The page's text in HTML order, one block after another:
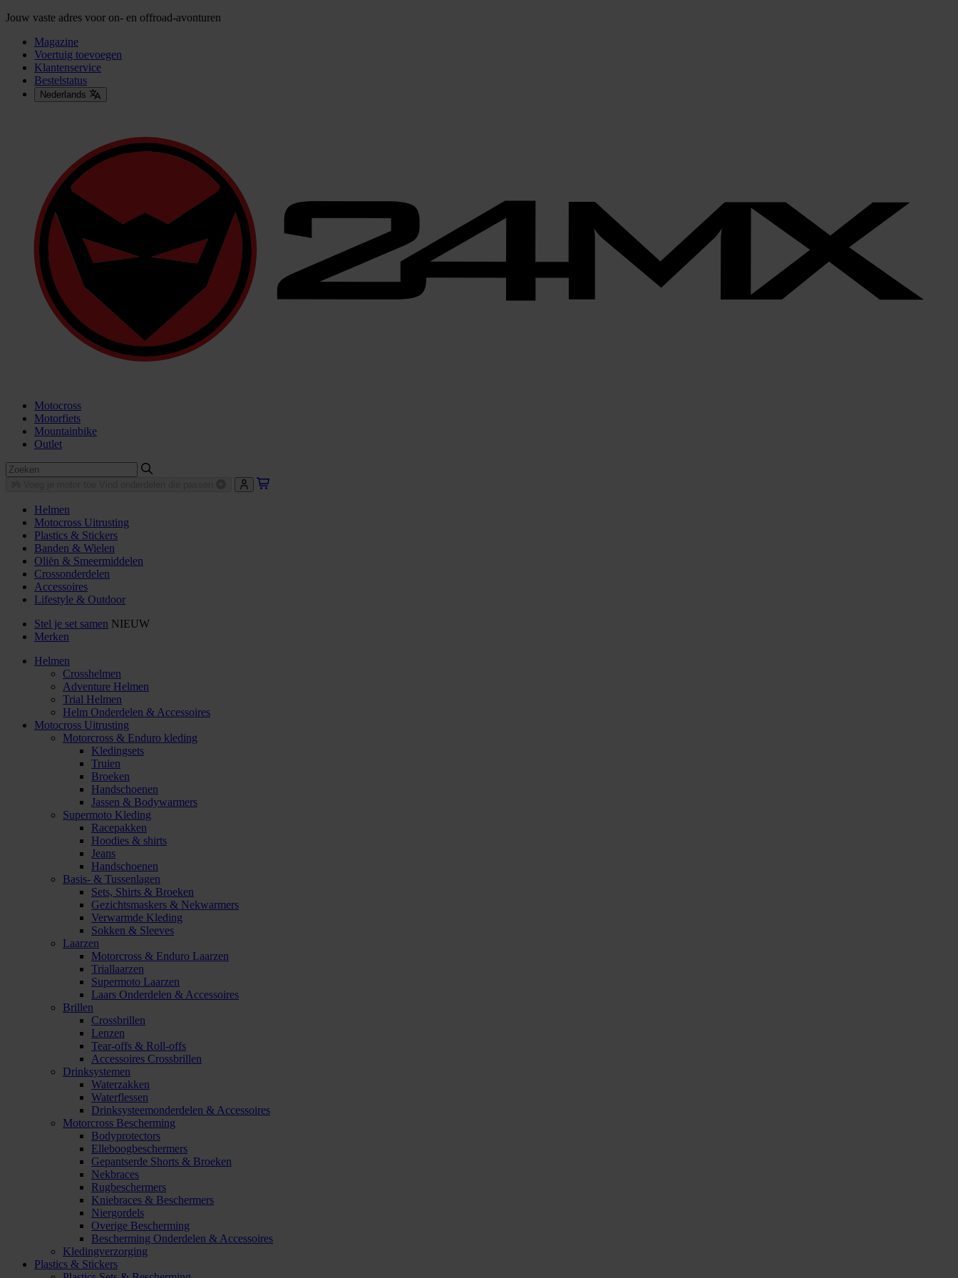
Jouw vaste adres voor on- en offroad-avonturen
Magazine
Voertuig toevoegen
Klantenservice
Bestelstatus
Nederlands
Motocross
Motorfiets
Mountainbike
Outlet
Helmen
Motocross Uitrusting
Plastics & Stickers
Banden & Wielen
Oliën & Smeermiddelen
Crossonderdelen
Accessoires
Lifestyle & Outdoor
Stel je set samen NIEUW
Merken
Helmen
Crosshelmen
Adventure Helmen
Trial Helmen
Helm Onderdelen & Accessoires
Motocross Uitrusting
Motorcross & Enduro kleding
Kledingsets
Truien
Broeken
Handschoenen
Jassen & Bodywarmers
Supermoto Kleding
Racepakken
Hoodies & shirts
Jeans
Handschoenen
Basis- & Tussenlagen
Sets, Shirts & Broeken
Gezichtsmaskers & Nekwarmers
Verwarmde Kleding
Sokken & Sleeves
Laarzen
Motorcross & Enduro Laarzen
Triallaarzen
Supermoto Laarzen
Laars Onderdelen & Accessoires
Brillen
Crossbrillen
Lenzen
Tear-offs & Roll-offs
Accessoires Crossbrillen
Drinksystemen
Waterzakken
Waterflessen
Drinksysteemonderdelen & Accessoires
Motorcross Bescherming
Bodyprotectors
Elleboogbeschermers
Gepantserde Shorts & Broeken
Nekbraces
Rugbeschermers
Kniebraces & Beschermers
Niergordels
Overige Bescherming
Bescherming Onderdelen & Accessoires
Kledingverzorging
Plastics & Stickers